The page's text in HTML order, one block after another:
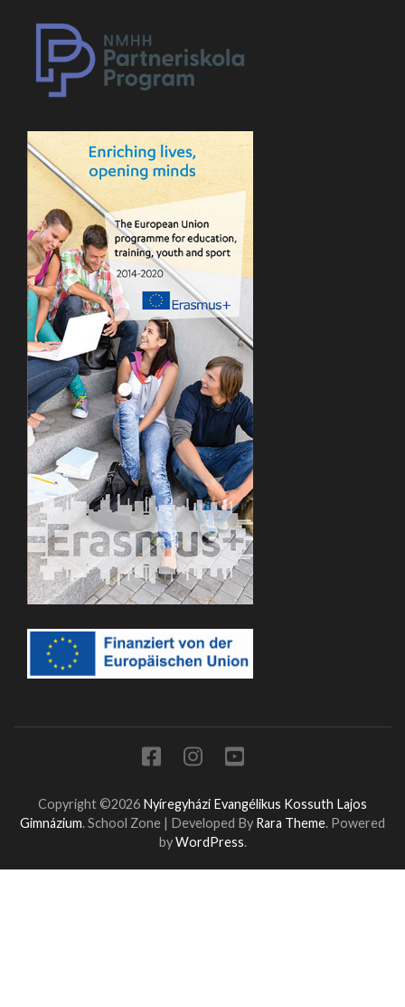
Copyright ©2026 Nyíregyházi Evangélikus Kossuth Lajos
Gimnázium.School Zone | Developed By Rara Theme. Powered
byWordPress.